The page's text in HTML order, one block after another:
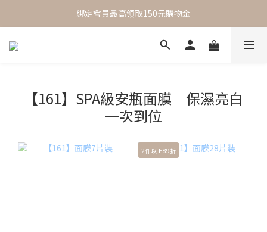
One Day One Masking  極簡保養｜極致呵護
綁定會員最高領取150元購物金
One Day One Masking  極簡保養｜極致呵護
【161】SPA級安瓶面膜｜保濕亮白
一次到位
2件以上89折